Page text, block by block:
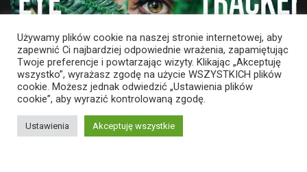
Używamy plików cookie na naszej stronie internetowej, aby
zapewnić Ci najbardziej odpowiednie wrażenia, zapamiętując
Twoje preferencje i powtarzając wizyty. Klikając „Akceptuję
wszystko”, wyrażasz zgodę na użycie WSZYSTKICH plików
cookie. Możesz jednak odwiedzić „Ustawienia plików
cookie”, aby wyrazić kontrolowaną zgodę.
Ustawienia Akceptuję wszystkie